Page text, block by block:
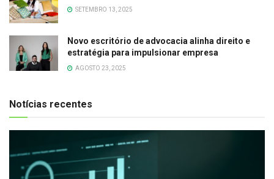
SETEMBRO 13, 2025
Novo escritório de advocacia alinha direito e
estratégia para impulsionar empresa
AGOSTO 23, 2025
Notícias recentes